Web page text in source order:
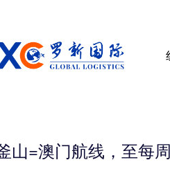
山=澳门航线，至每